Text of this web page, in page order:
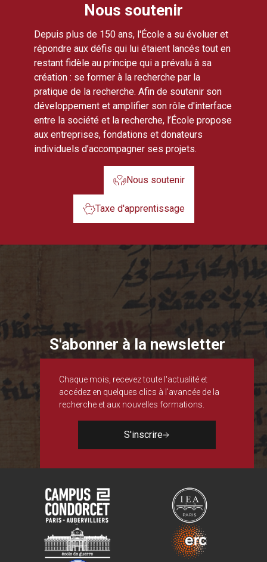
Nous soutenir
Depuis plus de 150 ans, l'École a su évoluer et
répondre aux défis qui lui étaient lancés tout en
restant fidèle au principe qui a prévalu à sa
création : se former à la recherche par la
pratique de la recherche. Afin de soutenir son
développement et amplifier son rôle d'interface
entre la société et la recherche, l’École propose
aux entreprises, fondations et donateurs
individuels d’accompagner ses projets.
Nous soutenir
Taxe d'apprentissage
S'abonner à la newsletter
Chaque mois, recevez toute l'actualité et
accédez en quelques clics à l'avancée de la
recherche et aux nouvelles formations.
S'inscrire